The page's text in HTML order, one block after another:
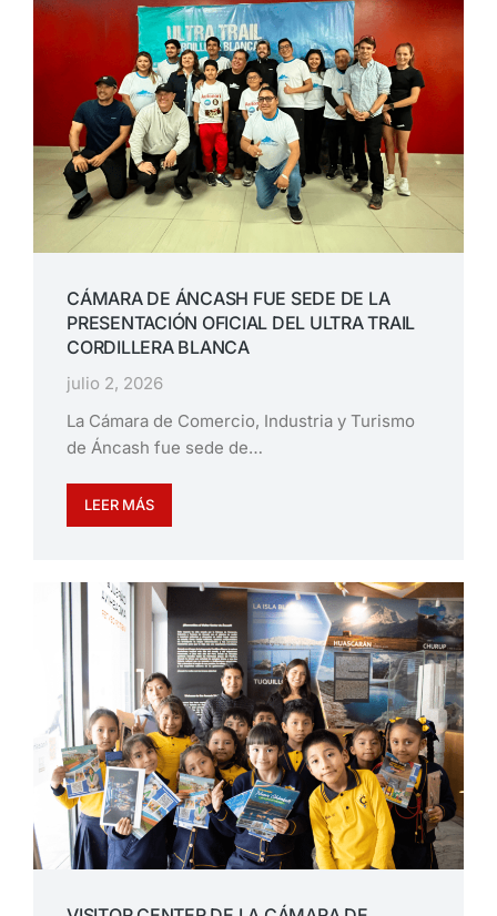
CÁMARA DE ÁNCASH FUE SEDE DE LA
PRESENTACIÓN OFICIAL DEL ULTRA TRAIL
CORDILLERA BLANCA
julio 2, 2026
La Cámara de Comercio, Industria y Turismo
de Áncash fue sede de…
LEER MÁS